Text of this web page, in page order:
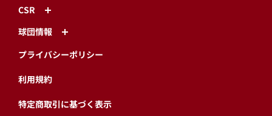
CSR
球団情報
プライバシーポリシー
利用規約
特定商取引に基づく表示